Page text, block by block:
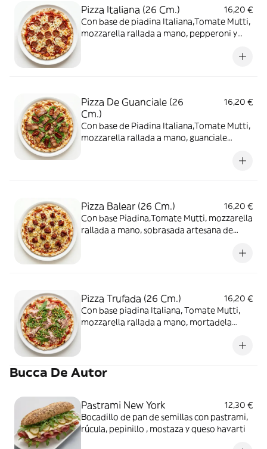
Pizza Italiana (26 Cm.)
16,20 €
Con base de piadina Italiana,Tomate Mutti,
mozzarella rallada a mano, pepperoni y
Pizza De Guanciale (26
Cm.)
16,20 €
Con base de Piadina Italiana,Tomate Mutti,
mozzarella rallada a mano, guanciale
Pizza Balear (26 Cm.)
16,20 €
Con base Piadina,Tomate Mutti, mozzarella
rallada a mano, sobrasada artesana de
Pizza Trufada (26 Cm.)
16,20 €
Con base piadina Italiana, Tomate Mutti,
mozzarella rallada a mano, mortadela
Bucca De Autor
Pastrami New York
12,30 €
Bocadillo de pan de semillas con pastrami,
rúcula, pepinillo , mostaza y queso havarti